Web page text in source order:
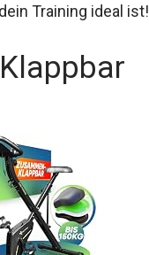
Training ideal ist!